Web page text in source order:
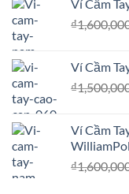
Ví Cầm
₫
Ví Cầm
₫
Ví Cầm
₫